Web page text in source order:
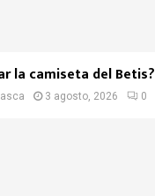
la camiseta del Betis?
3 agosto, 2026 0